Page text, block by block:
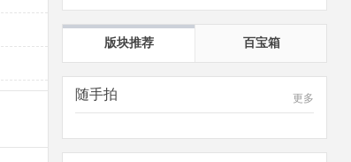
版块推荐 百宝箱
更多
随手拍